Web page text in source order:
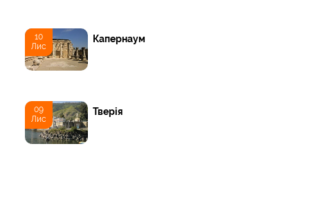
10
Лис
Капернаум
09
Лис
Тверія